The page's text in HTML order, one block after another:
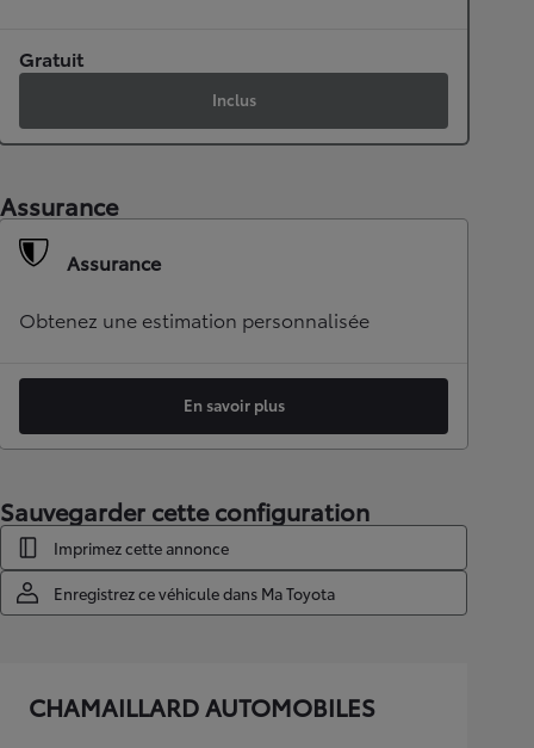
Gratuit
Inclus
Assurance
Assurance
Obtenez une estimation personnalisée
En savoir plus
Sauvegarder cette configuration
Imprimez cette annonce
Enregistrez ce véhicule dans Ma Toyota
CHAMAILLARD AUTOMOBILES